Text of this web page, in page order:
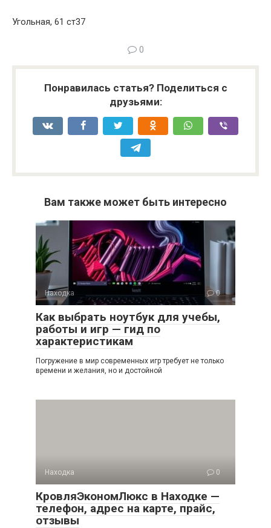
Угольная, 61 ст37
0
Понравилась статья? Поделиться с
друзьями:
Вам также может быть интересно
Находка 0
Как выбрать ноутбук для учебы,
работы и игр — гид по
характеристикам
Погружение в мир современных игр требует не только
времени и желания, но и достойной
Находка 0
КровляЭкономЛюкс в Находке —
телефон, адрес на карте, прайс,
отзывы